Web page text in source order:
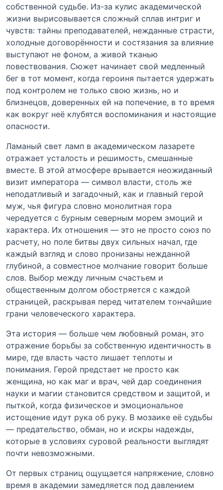
собственной судьбе. Из-за кулис академической
жизни вырисовывается сложный сплав интриг и
чувств: тайны преподавателей, нежданные страсти,
холодные договорённости и состязания за влияние
выступают не фоном, а живой тканью
повествования. Сюжет начинает свой медленный
бег в тот момент, когда героиня пытается удержать
под контролем не только свою жизнь, но и
близнецов, доверенных ей на попечение, в то время
как вокруг неё клубятся воспоминания и настоящие
опасности.
Ламаный свет ламп в академическом лазарете
отражает усталость и решимость, смешанные
вместе. В этой атмосфере врывается неожиданный
визит императора — символ власти, столь же
неподатливый и загадочный, как и главный герой
муж, чья фигура словно монолитная гора
чередуется с бурным северным морем эмоций и
характера. Их отношения — это не просто союз по
расчету, но поле битвы двух сильных начал, где
каждый взгляд и слово пронизаны нежданной
глубиной, а совместное молчание говорит больше
слов. Выбор между личным счастьем и
общественным долгом обостряется с каждой
страницей, раскрывая перед читателем тончайшие
грани человеческого характера.
Эта история — больше чем любовный роман, это
отражение борьбы за собственную идентичность в
мире, где власть часто лишает теплоты и
понимания. Герой предстает не просто как
женщина, но как маг и врач, чей дар соединения
науки и магии становится средством и защитой, и
пыткой, когда физическое и эмоциональное
истощение идут рука об руку. В мозаике её судьбы
— предательство, обман, но и искры надежды,
которые в условиях суровой реальности выглядят
почти невозможными.
От первых страниц ощущается напряжение, словно
время в академии замедляется под давлением